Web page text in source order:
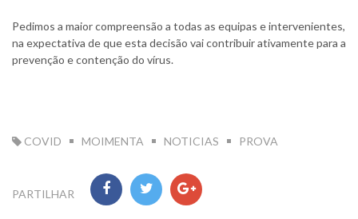
Pedimos a maior compreensão a todas as equipas e intervenientes,
na expectativa de que esta decisão vai contribuir ativamente para a
prevenção e contenção do vírus.
TAG:
COVID MOIMENTA NOTICIAS PROVA
PARTILHAR